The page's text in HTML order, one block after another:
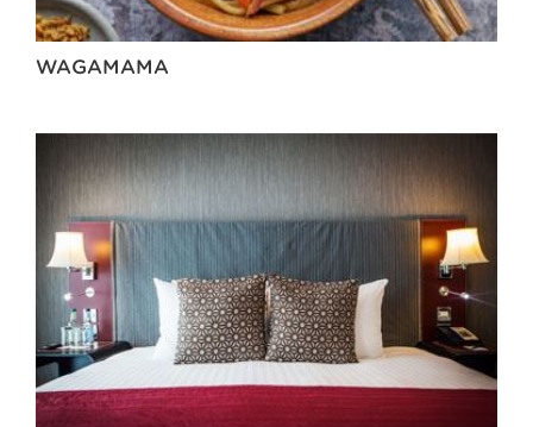
WAGAMAMA